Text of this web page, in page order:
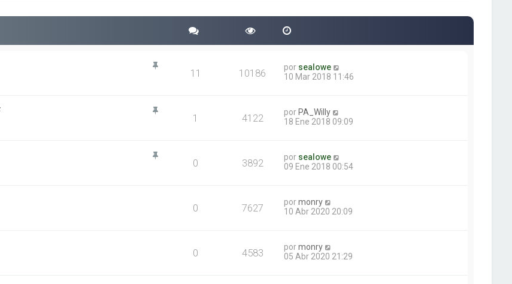
11 10186 por sealowe
10 Mar 2018 11:46
1 4122 por PA_Willy
18 Ene 2018 09:09
0 3892 por sealowe
09 Ene 2018 00:54
0 7627 pormonry
10 Abr 2020 20:09
0 4583 pormonry
05 Abr 2020 21:29